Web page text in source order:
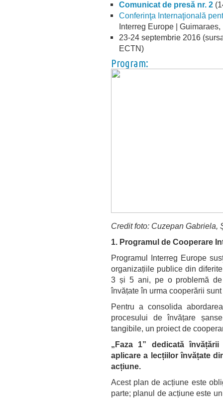
Comunicat de presă nr. 2
Conferinţa Internaţională
Interreg Europe |
23-24 septembrie 2016
ECTN)
Program:
Credit foto: Cuzepan Gabriela,
1. Programul de Cooperare
Programul Interreg Europe
organizațiile publice din
3 și 5 ani, pe o problemă de
învățate în urma cooperării
Pentru aconsolida
procesului de învățare
tangibile, un proiect de
„Faza 1” dedicată
aplicare a lecțiilor învățate
acțiune.
Acest plan de acțiune este
parte; planul de acțiune este